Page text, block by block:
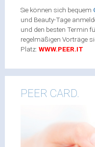
Sie können sich bequem
und Beauty-Tage
und den besten Termin
regelmäßigen Vorträge
Platz: WWW.PEER.IT
PEER CARD.